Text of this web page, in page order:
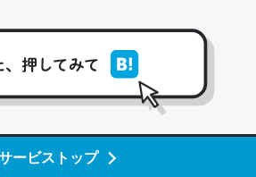
ービストップ
だけで同じものを指すのか、また違う